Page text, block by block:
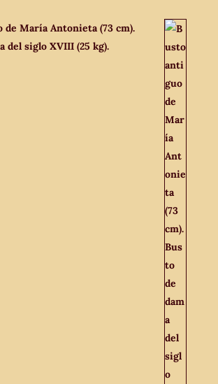
de María Antonieta (73 cm).
del siglo XVIII (25 kg).